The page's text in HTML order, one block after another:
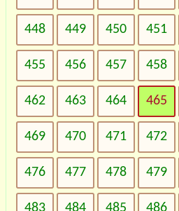
448 449 450 451
455 456 457 458
462 463 464 465
469 470 471 472
476 477 478 479
483 484 485 486